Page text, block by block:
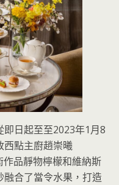
日起至至2023年1月8
西點主廚趙崇曦
作品靜物檸檬和維納斯
合了當令水果，打造